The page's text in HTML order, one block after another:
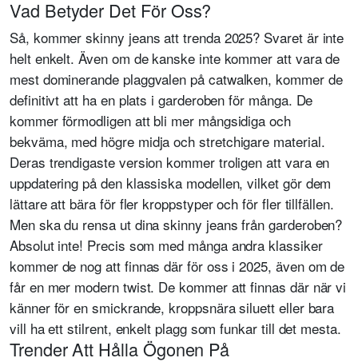
Vad Betyder Det För Oss?
Så, kommer skinny jeans att trenda 2025? Svaret är inte
helt enkelt. Även om de kanske inte kommer att vara de
mest dominerande plaggvalen på catwalken, kommer de
definitivt att ha en plats i garderoben för många. De
kommer förmodligen att bli mer mångsidiga och
bekväma, med högre midja och stretchigare material.
Deras trendigaste version kommer troligen att vara en
uppdatering på den klassiska modellen, vilket gör dem
lättare att bära för fler kroppstyper och för fler tillfällen.
Men ska du rensa ut dina skinny jeans från garderoben?
Absolut inte! Precis som med många andra klassiker
kommer de nog att finnas där för oss i 2025, även om de
får en mer modern twist. De kommer att finnas där när vi
känner för en smickrande, kroppsnära siluett eller bara
vill ha ett stilrent, enkelt plagg som funkar till det mesta.
Trender Att Hålla Ögonen På